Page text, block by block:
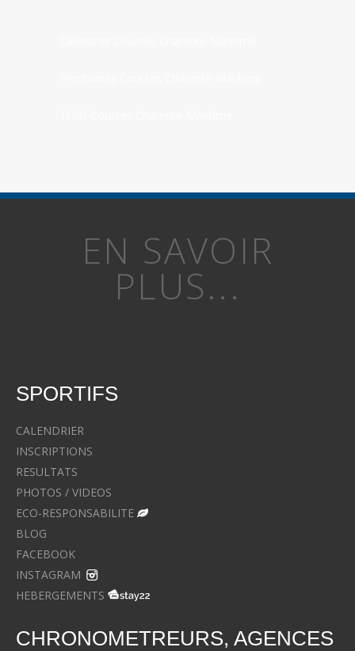
EN SAVOIR
PLUS...
SPORTIFS
CALENDRIER
INSCRIPTIONS
RESULTATS
PHOTOS / VIDEOS
ECO-RESPONSABILITE
BLOG
FACEBOOK
INSTAGRAM
HEBERGEMENTS
CHRONOMETREURS, AGENCES